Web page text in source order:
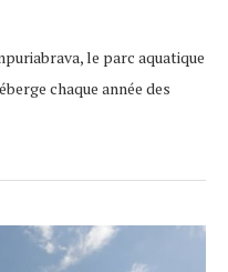
le parc aquatique
chaque année des